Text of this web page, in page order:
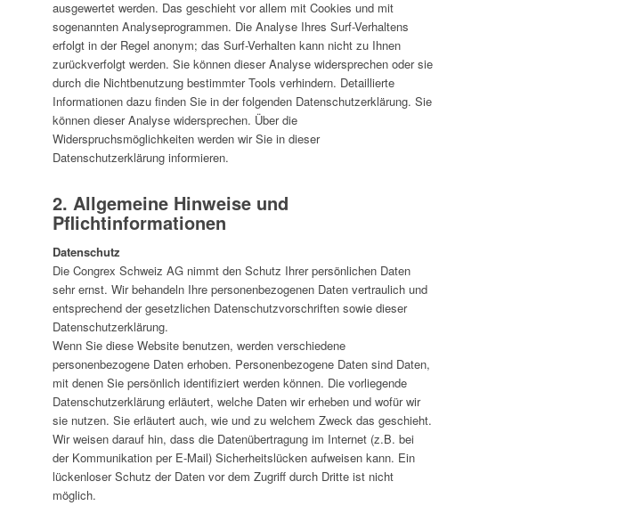
ausgewertet werden. Das geschieht vor allem mit Cookies und mit
sogenannten Analyseprogrammen. Die Analyse Ihres Surf-Verhaltens
erfolgt in der Regel anonym; das Surf-Verhalten kann nicht zu Ihnen
zurückverfolgt werden. Sie können dieser Analyse widersprechen oder sie
durch die Nichtbenutzung bestimmter Tools verhindern. Detaillierte
Informationen dazu finden Sie in der folgenden Datenschutzerklärung. Sie
können dieser Analyse widersprechen. Über die
Widerspruchsmöglichkeiten werden wir Sie in dieser
Datenschutzerklärung informieren.
2. Allgemeine Hinweise und
Pflichtinformationen
Datenschutz
Die Congrex Schweiz AG nimmt den Schutz Ihrer persönlichen Daten
sehr ernst. Wir behandeln Ihre personenbezogenen Daten vertraulich und
entsprechend der gesetzlichen Datenschutzvorschriften sowie dieser
Datenschutzerklärung.
Wenn Sie diese Website benutzen, werden verschiedene
personenbezogene Daten erhoben. Personenbezogene Daten sind Daten,
mit denen Sie persönlich identifiziert werden können. Die vorliegende
Datenschutzerklärung erläutert, welche Daten wir erheben und wofür wir
sie nutzen. Sie erläutert auch, wie und zu welchem Zweck das geschieht.
Wir weisen darauf hin, dass die Datenübertragung im Internet (z.B. bei
der Kommunikation per E-Mail) Sicherheitslücken aufweisen kann. Ein
lückenloser Schutz der Daten vor dem Zugriff durch Dritte ist nicht
möglich.